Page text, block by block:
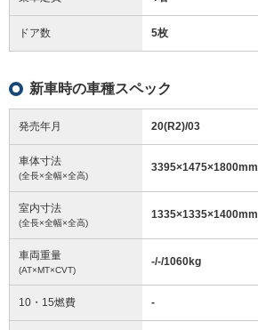
ドア数 5枚
新車時の車種スペック
発売年月 20(R2)/03
車体寸法
(全長×全幅×全高)
3395×1475×1800mm
室内寸法
(全長×全幅×全高)
1335×1335×1400mm
車両重量
(AT×MT×CVT)
-/-/1060kg
10・15燃費 -